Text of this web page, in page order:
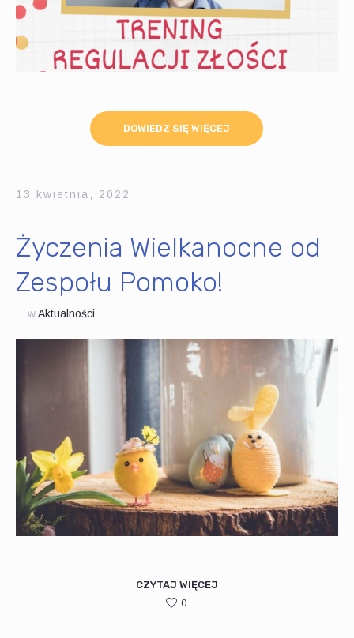
DOWIEDZ SIĘ WIĘCEJ
13 kwietnia, 2022
Życzenia Wielkanocne od
Zespołu Pomoko!
wAktualności
CZYTAJ WIĘCEJ
0